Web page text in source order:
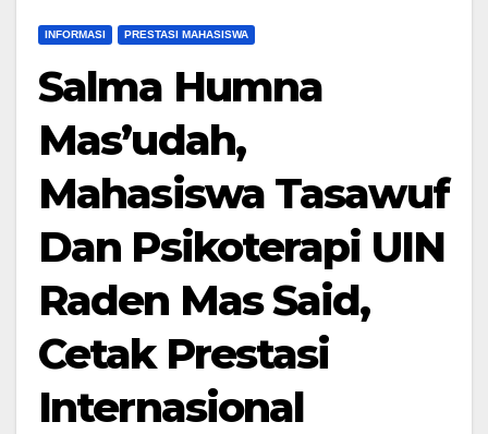
INFORMASI PRESTASI MAHASISWA
Salma Humna
Mas’udah,
Mahasiswa Tasawuf
Dan Psikoterapi UIN
Raden Mas Said,
Cetak Prestasi
Internasional